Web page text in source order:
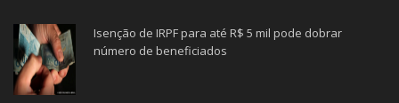
Isenção de IRPF para até R$ 5 mil pode dobrar
número de beneficiados